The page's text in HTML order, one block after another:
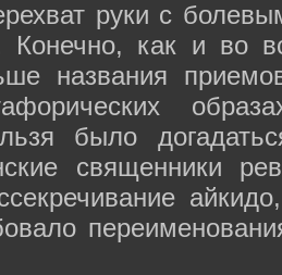
руки с
Конечно, как и во
названия
было
священники